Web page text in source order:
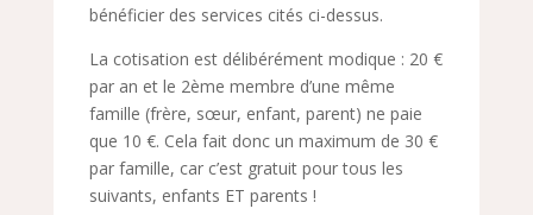
bénéficier des services cités ci-dessus.
La cotisation est délibérément modique : 20 €
par an et le 2ème membre d’une même
famille (frère, sœur, enfant, parent) ne paie
que 10 €. Cela fait donc un maximum de 30 €
par famille, car c’est gratuit pour tous les
suivants, enfants ET parents !